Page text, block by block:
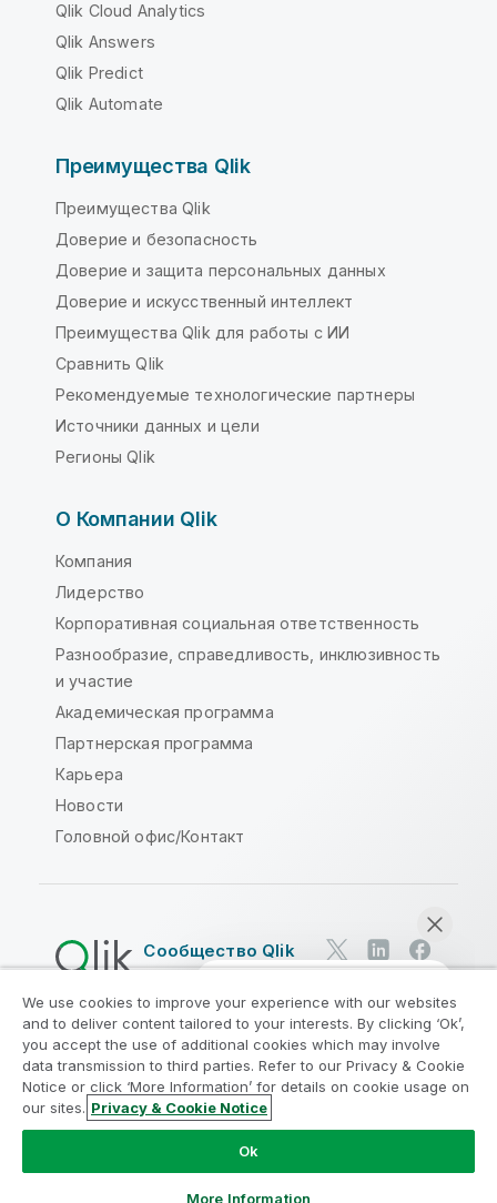
Qlik Cloud Analytics
Qlik Answers
Qlik Predict
Qlik Automate
Преимущества Qlik
Преимущества Qlik
Доверие и безопасность
Доверие и защита персональных данных
Доверие и искусственный интеллект
Преимущества Qlik для работы с ИИ
Сравнить Qlik
Рекомендуемые технологические партнеры
Источники данных и цели
Регионы Qlik
О Компании Qlik
Компания
Лидерство
Корпоративная социальная ответственность
Разнообразие, справедливость, инклюзивность
и участие
Академическая программа
Партнерская программа
Карьера
Новости
Головной офис/Контакт
Сообщество Qlik
Юридические соглашения
Условия использования продуктов
Legal Policies
Юридические положения
Условия использования
Товарные знаки
Do Not Share My Info
© QlikTech International AB, 1993-2026. Все права
We use cookies to improve your experience with our websites
and to deliver content tailored to your interests. By clicking ‘Ok’,
you accept the use of additional cookies which may involve
data transmission to third parties. Refer to our Privacy & Cookie
Notice or click ‘More Information’ for details on cookie usage on
our sites. Privacy & Cookie Notice
Ok
More Information